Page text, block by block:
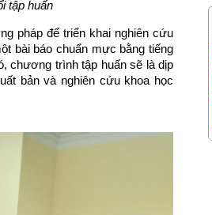
tập huấn
pháp để triển khai nghiên cứu
bài báo chuẩn mực bằng tiếng
chương trình tập huấn sẽ là dịp
bản và nghiên cứu khoa học